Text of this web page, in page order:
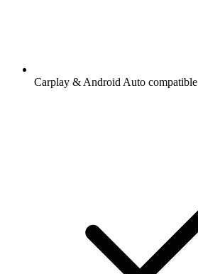
Carplay & Android Auto compatible